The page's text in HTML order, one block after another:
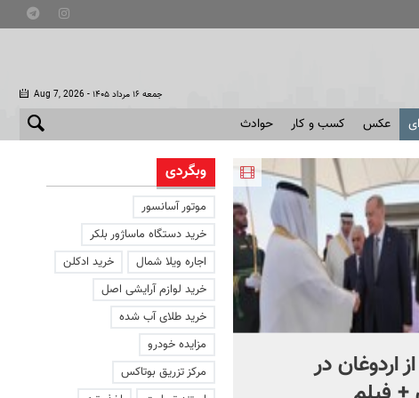
Aug 7, 2026 - جمعه ۱۶ مرداد ۱۴۰۵
عکس کسب و کار حوادث
اردوغان در
شادمهر عقیلی قطعه «گل
وبگردی
موتور آسانسور
خرید دستگاه ماساژور بلکر
اجاره ویلا شمال
خرید ادکلن
خرید لوازم آرایشی اصل
خرید طلای آب شده
مزایده خودرو
مرکز تزریق بوتاکس